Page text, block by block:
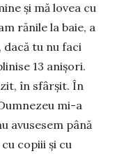
și mă lovea cu
rănile la baie, a
dacă tu nu faci
13 anișori.
în sfârșit. În
mi-a
avusesem până
copiii și cu